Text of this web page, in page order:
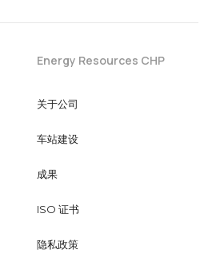
Energy Resources CHP
关于公司
车站建设
成果
ISO 证书
隐私政策